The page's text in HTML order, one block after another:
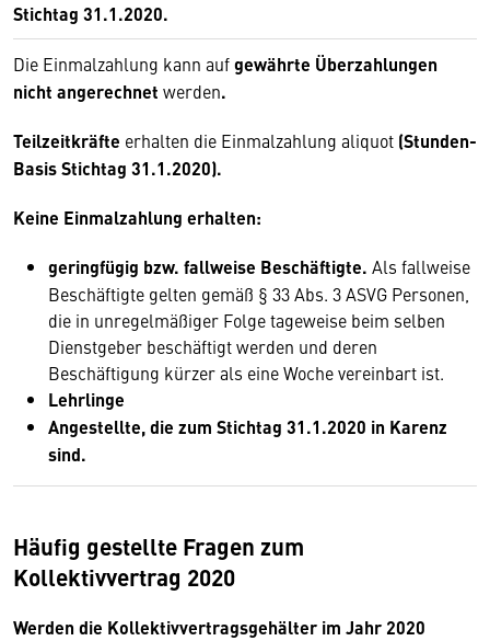
Stichtag 31.1.2020.
Die Einmalzahlung kann aufgewährte Überzahlungen
nicht angerechnet werden.
Teilzeitkräfte erhalten die Einmalzahlung aliquot (Stunden-
Basis Stichtag 31.1.2020).
Keine Einmalzahlung erhalten:
geringfügig bzw. fallweise Beschäftigte. Als fallweise
Beschäftigte gelten gemäß § 33 Abs. 3 ASVG Personen,
die in unregelmäßiger Folge tageweise beim selben
Dienstgeber beschäftigt werden und deren
Beschäftigung kürzer als eine Woche vereinbart ist.
Lehrlinge
Angestellte, die zum Stichtag 31.1.2020 in Karenz
sind.
Häufig gestellte Fragen zum
Kollektivvertrag 2020
Werden die Kollektivvertragsgehälter im Jahr 2020